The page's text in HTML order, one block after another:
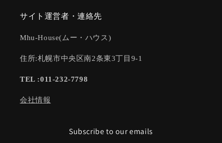
サイト運営者・連絡先
Mhu-House(ムー・ハウス)
住所:札幌市中央区南2条東3丁目9-1
TEL :011-232-7798
会社情報
Subscribe to our emails